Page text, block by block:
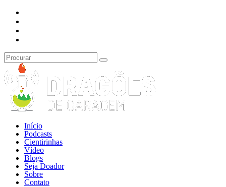
Início
Podcasts
Cientirinhas
Vídeo
Blogs
Seja Doador
Sobre
Contato